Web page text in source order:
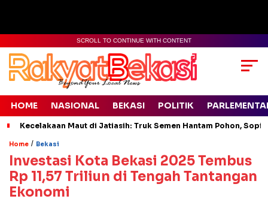
SCROLL TO CONTINUE WITH CONTENT
HOME NASIONAL BEKASI POLITIK
Kecelakaan Maut di Jatiasih: Truk Semen Hantam Pohon,
Home / Bekasi
Investasi Kota Bekasi 2025 Tembus
Rp 11,57 Triliun di Tengah Tantangan
Ekonomi